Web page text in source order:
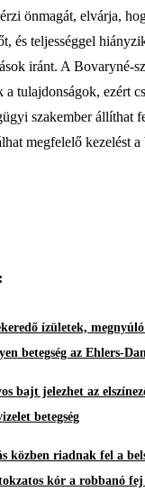
önmagát, elvárja,
és teljességgel
iránt. A Bovaryné-
a tulajdonságok, ezért
szakember állíthat
megfelelő kezelést a
ízületek,
betegség az Ehlers-
bajt jelezhet az
betegség
közben riadnak fel a
kór a robbanó